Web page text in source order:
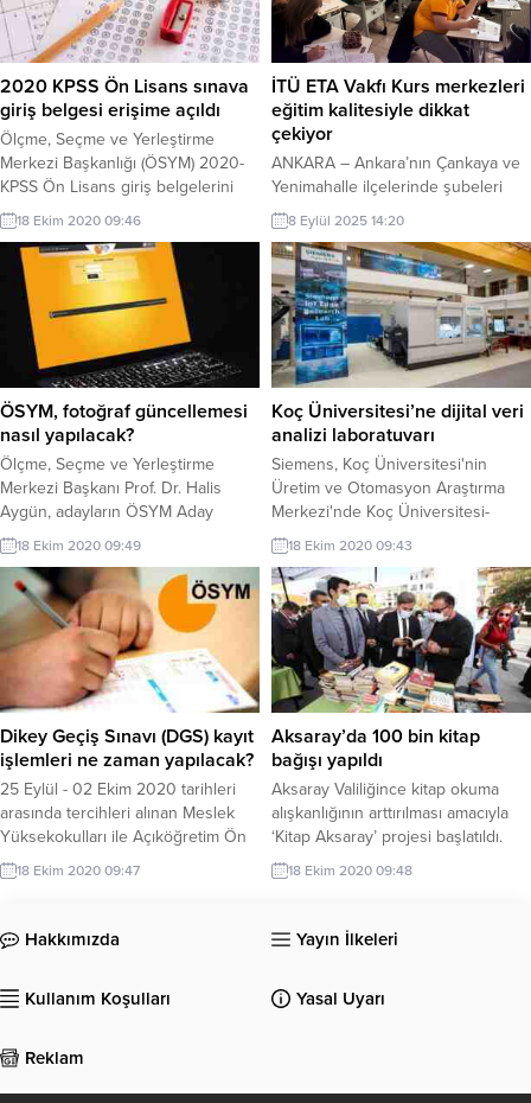
2020 KPSS Ön Lisans sınava
giriş belgesi erişime açıldı
Ölçme, Seçme ve Yerleştirme
Merkezi Başkanlığı (ÖSYM) 2020-
KPSS Ön Lisans giriş belgelerini
adayların erişimine açtı.ÖSYM'nin
internet sitesinde yer alan
duyuruya göre, 25 Ekim'de
yapılacak 2020-KPSS Ön Lisans'a
başvuran adayların sınava
girecekleri bina ve salonlara
atanma işlemleri tamamlandı.
18 Ekim 2020 09:46
İTÜ ETA Vakfı Kurs merkezleri
eğitim kalitesiyle dikkat
çekiyor
ANKARA – Ankara’nın Çankaya ve
Yenimahalle ilçelerinde şubeleri
bulunan İTÜ ETA Vakfı Kurs
merkezi ilk, orta ve lise
öğrencilerine yönelik hazırladığı
kaliteli eğitim programlarıyla dikkat
çekiyor. Yaz okulu da olan kurumun
iki şubesinde yeni sezon öğrenci
kayıtları sürüyor. İTÜ ETA Vakfı
Kursları Kurucusu Devran Aşıkoğlu,
yaptığı açıklamada, Ankara’da
eğitim veren en...
8 Eylül 2025 14:20
ÖSYM, fotoğraf güncellemesi
nasıl yapılacak?
Ölçme, Seçme ve Yerleştirme
Merkezi Başkanı Prof. Dr. Halis
Aygün, adayların ÖSYM Aday
İşlemleri Sisteminde (AİS) kayıtlı
fotoğraflarını herhangi bir sınav
başvurusuna bağlı olmaksızın TC
kimlik kartındaki fotoğraflarıyla
güncelleyebileceklerini bildirdi.
18 Ekim 2020 09:49
Koç Üniversitesi’ne dijital veri
analizi laboratuvarı
Siemens, Koç Üniversitesi'nin
Üretim ve Otomasyon Araştırma
Merkezi'nde Koç Üniversitesi-
Siemens IOT EDGE Araştırma
Laboratuvarı'nı kurarak, dijital
üretimde ileri veri analizi ile yeni
uygulamalar geliştirilmesine imkan
veren SINUMERIK Edge
Platformu'nu araştırmacıların ve
makine sektörünün kullanımına
sundu.
18 Ekim 2020 09:43
Dikey Geçiş Sınavı (DGS) kayıt
işlemleri ne zaman yapılacak?
25 Eylül - 02 Ekim 2020 tarihleri
arasında tercihleri alınan Meslek
Yüksekokulları ile Açıköğretim Ön
Lisans Programları Mezunlarının
Lisans Öğrenimine Dikey Geçiş
işlemleri tamamlandı.ÖSYM'nin
yayınladığı sayısal bilgilere göre
kişi tercih işlemlerini gerçekleştirdi.
18 Ekim 2020 09:47
Aksaray’da 100 bin kitap
bağışı yapıldı
Aksaray Valiliğince kitap okuma
alışkanlığının arttırılması amacıyla
‘Kitap Aksaray’ projesi başlatıldı.
Projenin halk tarafından da
sahiplenilmesi için kitap bağış
Milli İrade Meydanına kurulan kitap
bağış stantlarında vatandaşların
100 bin kitabın kampanyaya
18 Ekim 2020 09:48
Hakkımızda Yayın İlkeleri
Kullanım Koşulları Yasal Uyarı
Reklam